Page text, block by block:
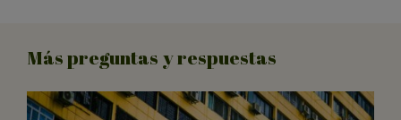
Más preguntas y respuestas